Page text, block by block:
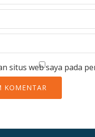
situs web saya pada